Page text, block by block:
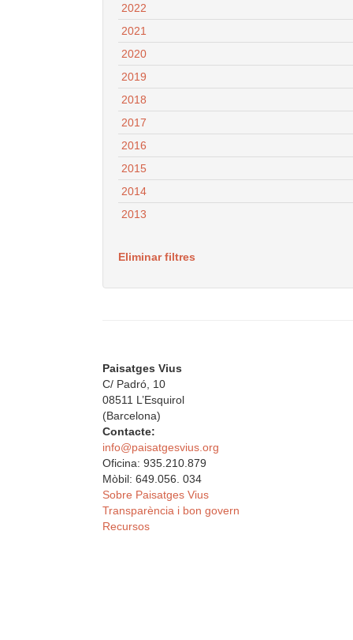
2022
2021
2020
2019
2018
2017
2016
2015
2014
2013
Eliminar filtres
Paisatges Vius
C/ Padró, 10
08511 L’Esquirol
(Barcelona)
Contacte:
info@paisatgesvius.org
Oficina: 935.210.879
Mòbil: 649.056. 034
Sobre Paisatges Vius
Transparència i bon govern
Recursos